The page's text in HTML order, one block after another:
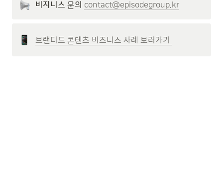
비지니스 문의 contact@episodegroup.kr
브랜디드 콘텐츠 비즈니스 사례 보러가기